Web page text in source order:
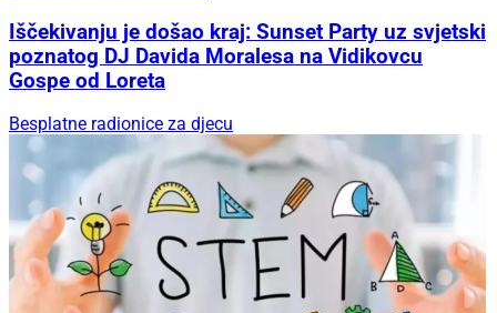
Iščekivanju je došao kraj: Sunset Party uz svjetski
poznatog DJ Davida Moralesa na Vidikovcu
Gospe od Loreta
Besplatne radionice za djecu